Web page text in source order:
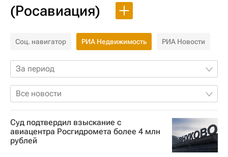
(Росавиация)
Соц. навигатор РИА Недвижимость РИА Новости
За период
Все новости
Суд подтвердил взыскание с
авиацентра Росгидромета более 4 млн
рублей